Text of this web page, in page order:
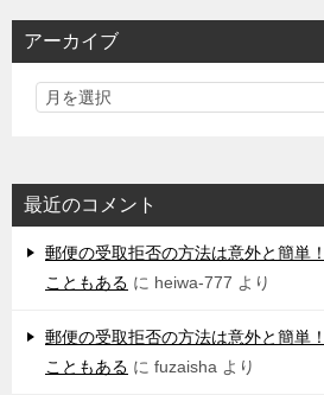
アーカイブ
最近のコメント
郵便の受取拒否の方法は意外と簡単
こともある に heiwa-777 より
郵便の受取拒否の方法は意外と簡単
こともある に fuzaisha より